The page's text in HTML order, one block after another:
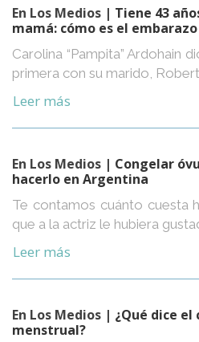
En Los Medios | Tiene 43
mamá: cómo es el
Carolina “Pampita” Ardohain
primera con su marido,
Leer más
En Los Medios | Congelar
hacerlo en Argentina
Te contamos cuánto cuesta
que a la actriz le hubiera
Leer más
En Los Medios | ¿Qué dice
menstrual?